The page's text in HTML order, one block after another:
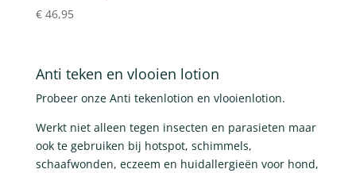
€46,95
Anti teken en vlooien lotion
Probeer onze Anti tekenlotion en vlooienlotion.
Werkt niet alleen tegen insecten en parasieten maar
ook te gebruiken bij hotspot, schimmels,
schaafwonden, eczeem en huidallergieën voor hond,